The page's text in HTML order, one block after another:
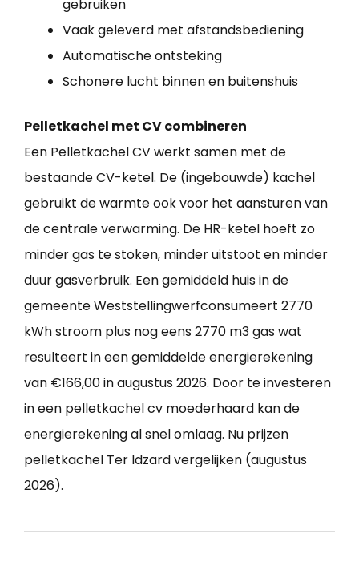
gebruiken
Vaak geleverd met afstandsbediening
Automatische ontsteking
Schonere lucht binnen en buitenshuis
Pelletkachel met CV combineren
Een Pelletkachel CV werkt samen met de
bestaande CV-ketel. De (ingebouwde) kachel
gebruikt de warmte ook voor het aansturen van
de centrale verwarming. De HR-ketel hoeft zo
minder gas te stoken, minder uitstoot en minder
duur gasverbruik. Een gemiddeld huis in de
gemeente Weststellingwerfconsumeert 2770
kWh stroom plus nog eens 2770 m3 gas wat
resulteert in een gemiddelde energierekening
van €166,00 in augustus 2026. Door te investeren
in een pelletkachel cv moederhaard kan de
energierekening al snel omlaag. Nu prijzen
pelletkachel Ter Idzard vergelijken (augustus
2026).